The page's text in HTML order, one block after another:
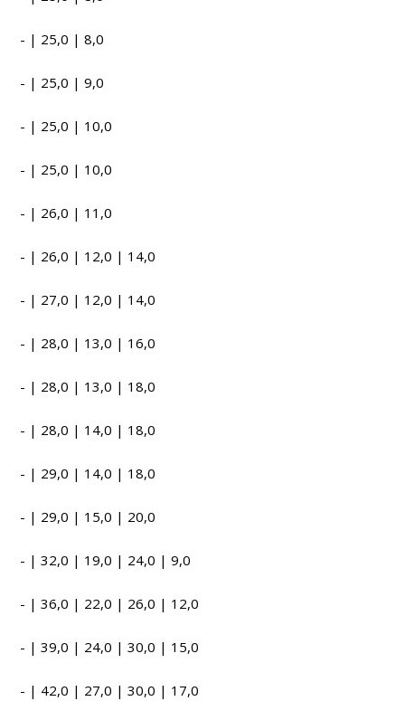
- | 25,0 | 8,0
- | 25,0 | 9,0
- | 25,0 | 10,0
- | 25,0 | 10,0
- | 26,0 | 11,0
- | 26,0 | 12,0 | 14,0
- | 27,0 | 12,0 | 14,0
- | 28,0 | 13,0 | 16,0
- | 28,0 | 13,0 | 18,0
- | 28,0 | 14,0 | 18,0
- | 29,0 | 14,0 | 18,0
- | 29,0 | 15,0 | 20,0
- | 32,0 | 19,0 | 24,0 | 9,0
- | 36,0 | 22,0 | 26,0 | 12,0
- | 39,0 | 24,0 | 30,0 | 15,0
- | 42,0 | 27,0 | 30,0 | 17,0